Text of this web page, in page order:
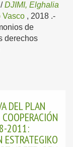
/DJIMI, Elghalia
Vasco , 2018 .-
de
derechos
DEL PLAN
2011:
ESTRATEGIKO